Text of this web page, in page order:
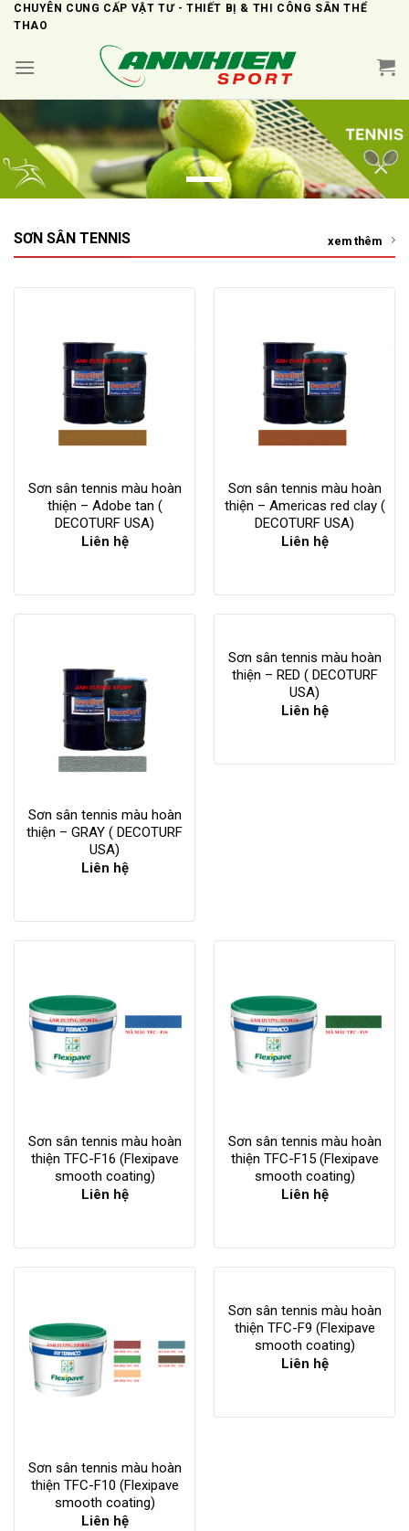
SkipCHUYÊN CUNG CẤP VẬT TƯ - THIẾT BỊ & THI CÔNG SÂN THỂ
THAO
SƠN SÂN TENNIS xem thêm
Sơn sân tennis màu hoàn
thiện – Adobe tan (
DECOTURF USA)
Liên hệ
Sơn sân tennis màu hoàn
thiện – Americas red clay (
DECOTURF USA)
Liên hệ
Sơn sân tennis màu hoàn
thiện – GRAY ( DECOTURF
USA)
Liên hệ
Sơn sân tennis màu hoàn
thiện – RED ( DECOTURF
USA)
Liên hệ
Sơn sân tennis màu hoàn
thiện TFC-F16 (Flexipave
smooth coating)
Liên hệ
Sơn sân tennis màu hoàn
thiện TFC-F15 (Flexipave
smooth coating)
Liên hệ
Sơn sân tennis màu hoàn
thiện TFC-F10 (Flexipave
smooth coating)
Liên hệ
Sơn sân tennis màu hoàn
thiện TFC-F9 (Flexipave
smooth coating)
Liên hệ